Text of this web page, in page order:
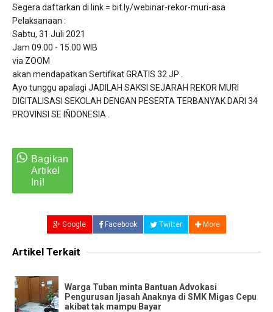
Segera daftarkan di link = bit.ly/webinar-rekor-muri-asa
Pelaksanaan :
Sabtu, 31 Juli 2021
Jam 09.00 - 15.00 WIB
via ZOOM
akan mendapatkan Sertifikat GRATIS 32 JP .
Ayo tunggu apalagi JADILAH SAKSI SEJARAH REKOR MURI
DIGITALISASI SEKOLAH DENGAN PESERTA TERBANYAK DARI 34
PROVINSI SE IÑDONESIA .
Google Facebook Twitter More
Artikel Terkait
Warga Tuban minta Bantuan Advokasi
Pengurusan Ijasah Anaknya di SMK Migas Cepu
akibat tak mampu Bayar